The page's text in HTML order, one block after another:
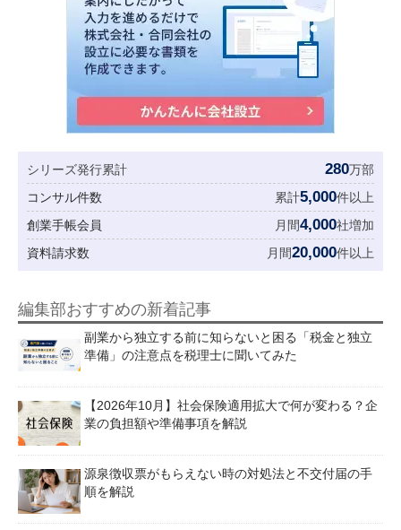
シリーズ発行累計 280万部
コンサル件数
累計5,000件以上
創業手帳会員
月間4,000社増加
資料請求数
月間20,000件以上
編集部おすすめの新着記事
副業から独立する前に知らないと困る「税金と独立
準備」の注意点を税理士に聞いてみた
【2026年10月】社会保険適用拡大で何が変わる？企
業の負担額や準備事項を解説
源泉徴収票がもらえない時の対処法と不交付届の手
順を解説